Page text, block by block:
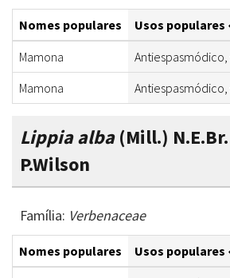
Nomes populares
Usos populares
Mamona
Mamona
Lippia alba(Mill.)
P.Wilson
Família: Verbenaceae
Nomes populares
Usos populares